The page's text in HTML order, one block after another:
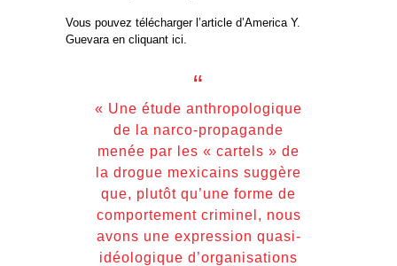
Vous pouvez télécharger l’article d’America Y.
Guevara en cliquant ici.
« Une étude anthropologique
de la narco-propagande
menée par les « cartels » de
la drogue mexicains suggère
que, plutôt qu’une forme de
comportement criminel, nous
avons une expression quasi-
idéologique d’organisations